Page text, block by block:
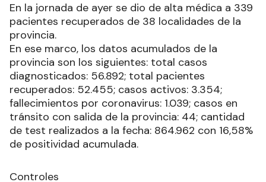
En la jornada de ayer se dio de alta médica a 339
pacientes recuperados de 38 localidades de la
provincia.
En ese marco, los datos acumulados de la
provincia son los siguientes: total casos
diagnosticados: 56.892; total pacientes
recuperados: 52.455; casos activos: 3.354;
fallecimientos por coronavirus: 1.039; casos en
tránsito con salida de la provincia: 44; cantidad
de test realizados a la fecha: 864.962 con 16,58%
de positividad acumulada.
Controles